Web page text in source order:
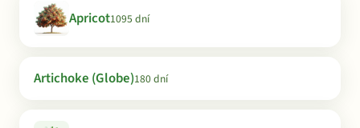
Apricot1095 dní
Artichoke (Globe)180 dní